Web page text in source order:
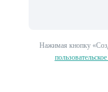
Нажимая кнопку